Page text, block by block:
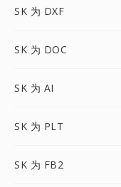
SK 为 DXF
SK 为 DOC
SK 为 AI
SK 为 PLT
SK 为 FB2